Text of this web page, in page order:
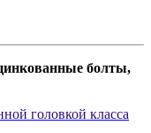
болты,
головкой класса